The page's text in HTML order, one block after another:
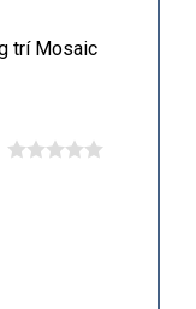
trí Mosaic